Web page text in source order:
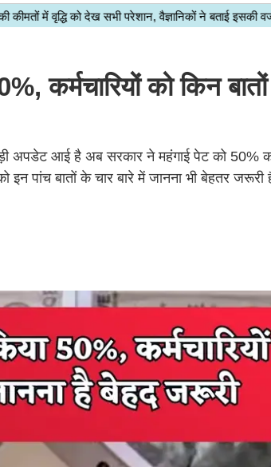
कर्मचारियों को किन
अपडेट आई है अब सरकार ने महंगाई पेट को 50%
इन पांच बातों के चार बारे में जानना भी बेहतर जरूरी